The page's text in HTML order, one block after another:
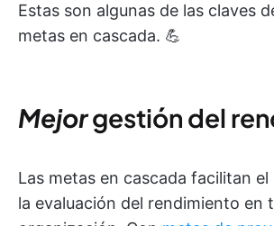
Estas son algunas de las claves
metas en cascada. 💪
Mejorgestión del
Las metas en cascada facilitan
la evaluación del rendimiento en